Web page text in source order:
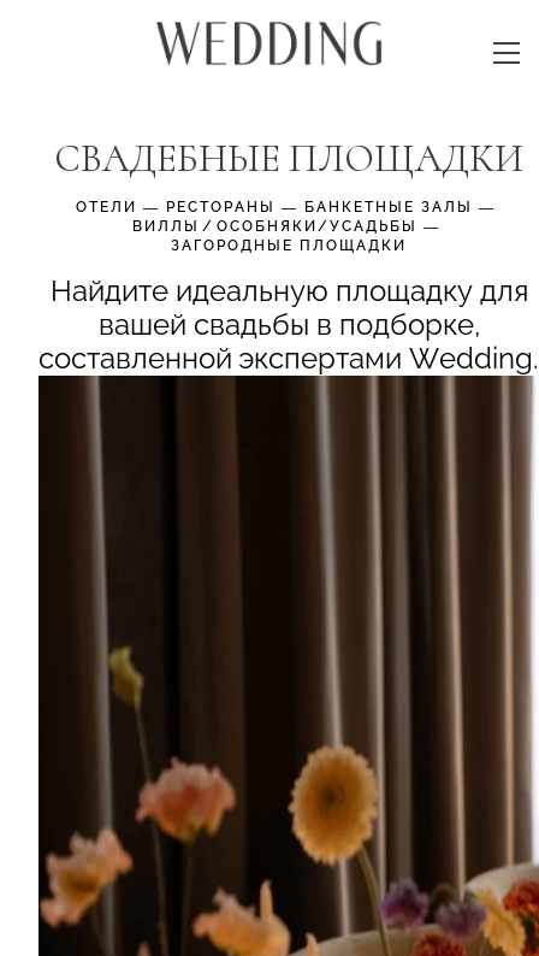
СВАДЕБНЫЕ ПЛОЩАДКИ
ОТЕЛИ — РЕСТОРАНЫ — БАНКЕТНЫЕ ЗАЛЫ
—
ВИЛЛЫ⁠/⁠ОСОБНЯКИ/УСАДЬБЫ
—
ЗАГОРОДНЫЕ ПЛОЩАДКИ
Найдите идеальную площадку для
вашей свадьбы в подборке,
составленной экспертами Wedding.